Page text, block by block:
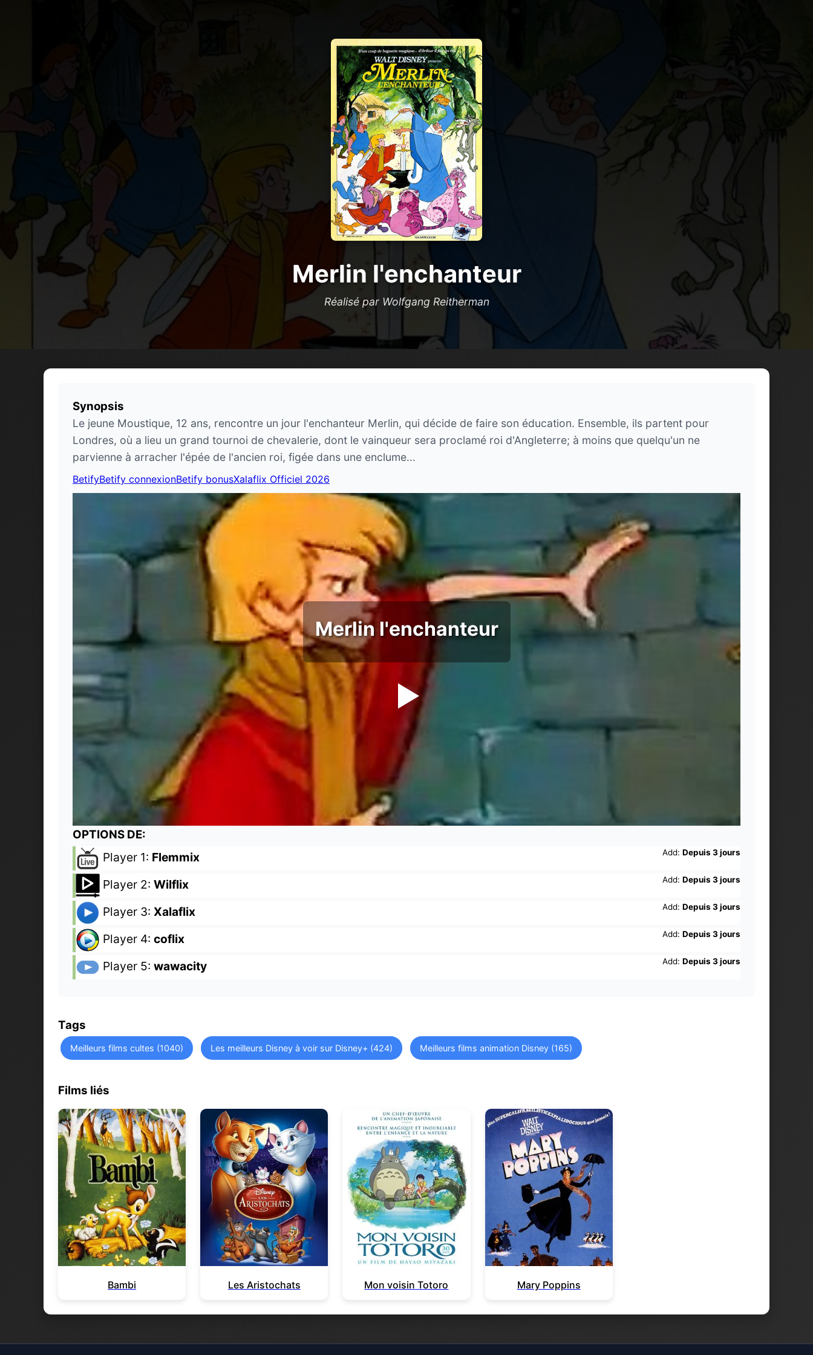
Merlin l'enchanteur
Réalisé par Wolfgang Reitherman
Synopsis
Le jeune Moustique, 12 ans, rencontre un jour l'enchanteur Merlin, qui décide de faire son éducation. Ensemble, ils partent pour
Londres, où a lieu un grand tournoi de chevalerie, dont le vainqueur sera proclamé roi d'Angleterre; à moins que quelqu'un ne
parvienne à arracher l'épée de l'ancien roi, figée dans une enclume...
BetifyBetify connexionBetify bonusXalaflix Officiel 2026
Merlin l'enchanteur
OPTIONS DE:
Player 1: Flemmix Add: Depuis 3 jours
Player 2: Wilflix Add: Depuis 3 jours
Player 3: Xalaflix Add: Depuis 3 jours
Player 4: coflix Add: Depuis 3 jours
Player 5: wawacity Add: Depuis 3 jours
Tags
Meilleurs films cultes (1040) Les meilleurs Disney à voir sur Disney+ (424) Meilleurs films animation Disney (165)
Films liés
Bambi Les Aristochats Mon voisin Totoro Mary Poppins